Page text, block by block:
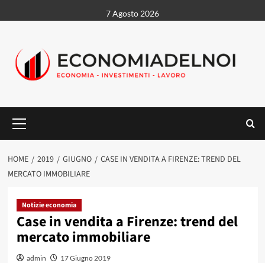
al
7 Agosto 2026
principale
HOME 2019 GIUGNO
CASE IN VENDITA A FIRENZE: TREND DEL
MERCATO IMMOBILIARE
Notizie economia
Case in vendita a Firenze: trend del
mercato immobiliare
admin 17 Giugno 2019